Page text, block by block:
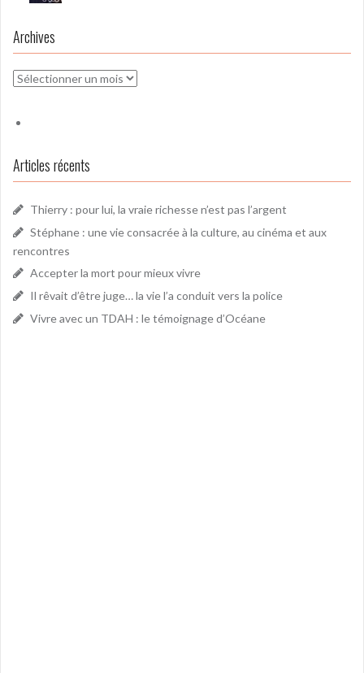
Archives
Archives
Articles récents
Thierry : pour lui, la vraie richesse n’est pas l’argent
Stéphane : une vie consacrée à la culture, au cinéma et aux
rencontres
Accepter la mort pour mieux vivre
Il rêvait d’être juge… la vie l’a conduit vers la police
Vivre avec un TDAH : le témoignage d’Océane